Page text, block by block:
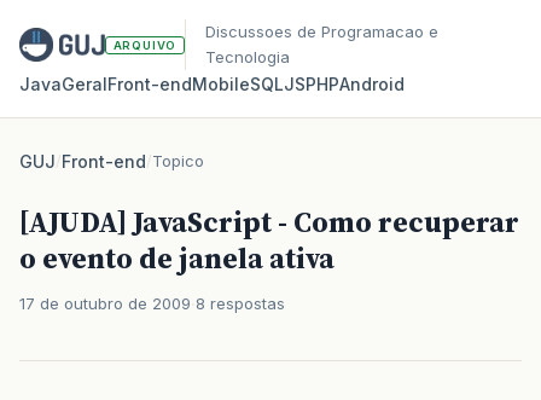
ARQUIVO
Discussoes de Programacao e
Tecnologia
JavaGeralFront‑endMobileSQLJSPHPAndroid
GUJ/Front-end/Topico
[AJUDA] JavaScript - Como recuperar
o evento de janela ativa
17 de outubro de 2009 8 respostas